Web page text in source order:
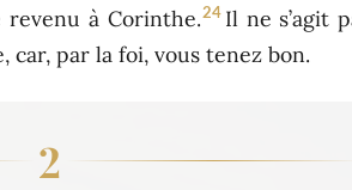
revenu à Corinthe.24 Il ne s’agit
par la foi, vous tenez bon.
2